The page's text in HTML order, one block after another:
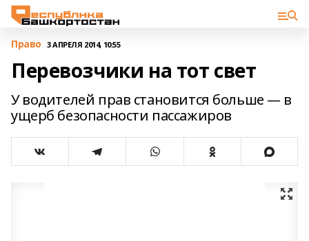
Право 3 АПРЕЛЯ 2014, 10:55
Перевозчики на тот свет
У водителей прав становится больше — в
ущерб безопасности пассажиров